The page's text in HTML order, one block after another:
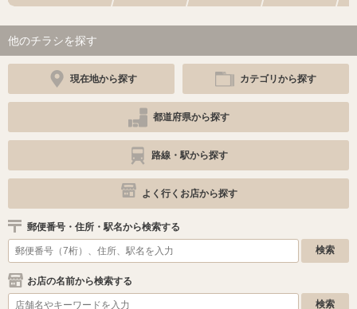
他のチラシを探す
現在地から探す カテゴリから探す
都道府県から探す
路線・駅から探す
よく行くお店から探す
郵便番号・住所・駅名から検索する
お店の名前から検索する